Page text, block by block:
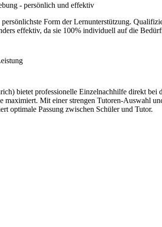
- persönlich und effektiv
Form der Lernunterstützung.
effektiv, da sie 100% individuell auf die
bietet professionelle Einzelnachhilfe direkt
maximiert. Mit einer strengen Tutoren-Auswahl
optimale Passung zwischen Schüler und Tutor.